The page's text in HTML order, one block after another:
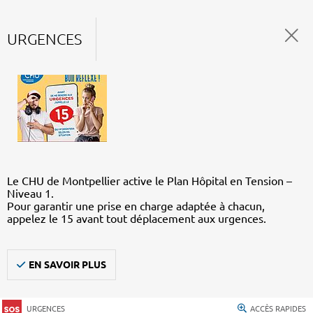
URGENCES
Le CHU de Montpellier active le Plan Hôpital en Tension –
Niveau 1.
Pour garantir une prise en charge adaptée à chacun,
appelez le 15 avant tout déplacement aux urgences.
EN SAVOIR PLUS
URGENCES ACCÈS RAPIDES